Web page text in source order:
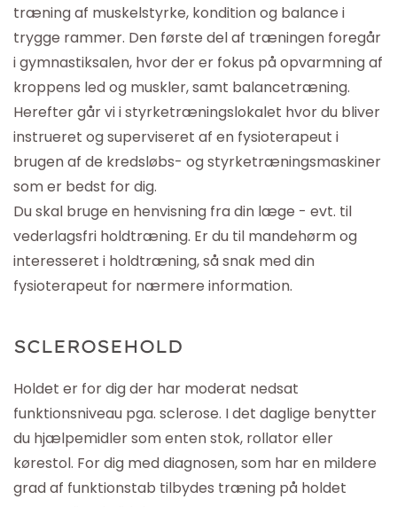
træning af muskelstyrke, kondition og balance i
trygge rammer. Den første del af træningen foregår
i gymnastiksalen, hvor der er fokus på opvarmning af
kroppens led og muskler, samt balancetræning.
Hereftergårvi i styrketræningslokalet hvor du bliver
instrueret og superviseret af en fysioterapeut i
brugen af de kredsløbs- og styrketræningsmaskiner
som er bedst for dig.
Du skal bruge en henvisning fra din læge - evt. til
vederlagsfri holdtræning. Er du til mandehørm og
interesseret i holdtræning,så snak med din
fysioterapeut for nærmere information.
SCLEROSEHOLD
Holdet er for dig der har moderat nedsat
funktionsniveau pga. sclerose. I det daglige benytter
du hjælpemidler som enten stok, rollator eller
kørestol. For dig med diagnosen, som har en mildere
grad af funktionstab tilbydes træning på holdet